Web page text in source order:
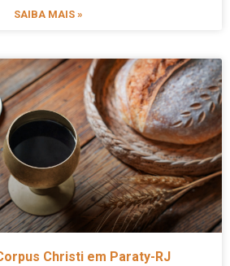
SAIBA MAIS »
Christi em Paraty-RJ